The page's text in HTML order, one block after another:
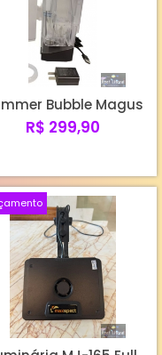
Bubble Magus
R$ 299,90